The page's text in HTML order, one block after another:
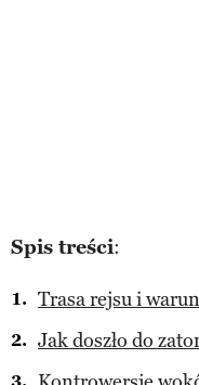
Spis treści:
Trasa rejsu i
Jak doszło do